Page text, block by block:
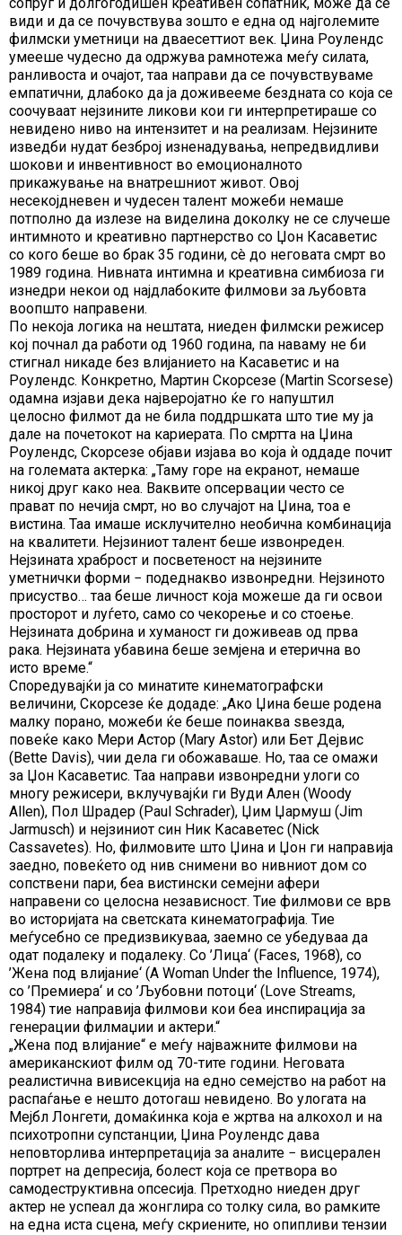
види и да се почувствува зошто е една од најголемите
филмски уметници на дваесеттиот век. Џина Роулендс
умееше чудесно да одржува рамнотежа меѓу силата,
ранливоста и очајот, таа направи да се почувствуваме
емпатични, длабоко да ја доживееме бездната со која се
соочуваат нејзините ликови кои ги интерпретираше со
невидено ниво на интензитет и на реализам. Нејзините
изведби нудат безброј изненадувања, непредвидливи
шокови и инвентивност во емоционалното
прикажување на внатрешниот живот. Овој
несекојдневен и чудесен талент можеби немаше
потполно да излезе на виделина доколку не се случеше
интимното и креативно партнерство со Џон Касаветис
со кого беше во брак 35 години, сè до неговата смрт во
1989 година. Нивната интимна и креативна симбиоза ги
изнедри некои од најдлабоките филмови за љубовта
воопшто направени.
По некоја логика на нештата, ниеден филмски режисер
кој почнал да работи од 1960 година, па наваму не би
стигнал никаде без влијанието на Касаветис и на
Роулендс. Конкретно, Мартин Скорсезе (Martin Scorsese)
одамна изјави дека најверојатно ќе го напуштил
целосно филмот да не била поддршката што тие му ја
дале на почетокот на кариерата. По смртта на Џина
Роулендс, Скорсезе објави изјава во која ѝ оддаде почит
на големата актерка: „Таму горе на екранот, немаше
никој друг како неа. Ваквите опсервации често се
прават по нечија смрт, но во случајот на Џина, тоа е
вистина. Таа имаше исклучително необична комбинација
на квалитети. Нејзиниот талент беше извонреден.
Нејзината храброст и посветеност на нејзините
уметнички форми − подеднакво извонредни. Нејзиното
присуство… таа беше личност која можеше да ги освои
просторот и луѓето, само со чекорење и со стоење.
Нејзината добрина и хуманост ги доживеав од прва
рака. Нејзината убавина беше земјена и етерична во
исто време.“
Споредувајќи ја со минатите кинематографски
величини, Скорсезе ќе додаде: „Ако Џина беше родена
малку порано, можеби ќе беше поинаква ѕвезда,
повеќе како Мери Астор (Mary Astor) или Бет Дејвис
(Bette Davis), чии дела ги обожаваше. Но, таа се омажи
за Џон Касаветис. Таа направи извонредни улоги со
многу режисери, вклучувајќи ги Вуди Ален (Woody
Allen), Пол Шрадер (Paul Schrader), Џим Џармуш (Jim
Jarmusch) и нејзиниот син Ник Касаветес (Nick
Cassavetes). Но, филмовите што Џина и Џон ги направија
заедно, повеќето од нив снимени во нивниот дом со
сопствени пари, беа вистински семејни афери
направени со целосна независност. Тие филмови се врв
во историјата на светската кинематографија. Тие
меѓусебно се предизвикуваа, заемно се убедуваа да
одат подалеку и подалеку. Со ’Лица‘ (Faces, 1968), со
’Жена под влијание‘ (A Woman Under the Influence, 1974),
со ’Премиера‘ и со ’Љубовни потоци‘ (Love Streams,
1984) тие направија филмови кои беа инспирација за
генерации филмаџии и актери.“
„Жена под влијание“ e меѓу најважните филмови на
американскиот филм од 70-тите години. Неговата
реалистична вивисекција на едно семејство на работ на
распаѓање е нешто дотогаш невидено. Во улогата на
Мејбл Лонгети, домаќинка која е жртва на алкохол и на
психотропни супстанции, Џина Роулендс дава
неповторлива интерпретација за аналите − висцерален
портрет на депресија, болест која се претвора во
самодеструктивна опсесија. Претходно ниеден друг
актер не успеал да жонглира со толку сила, во рамките
на една иста сцена, меѓу скриените, но опипливи тензии